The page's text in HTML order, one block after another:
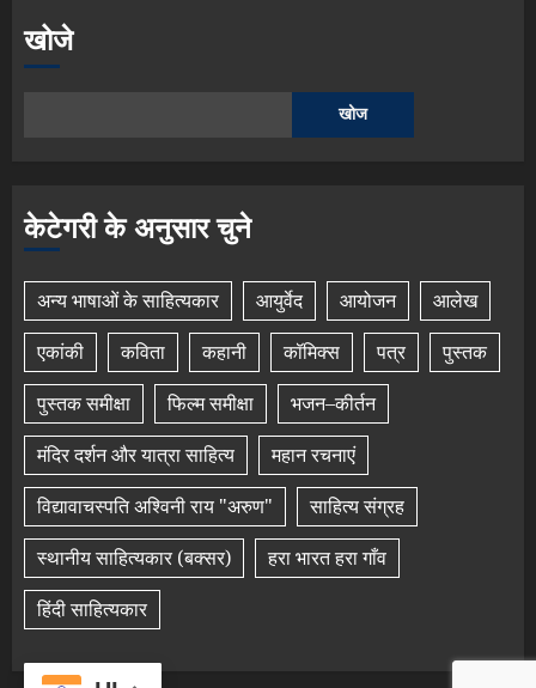
खोजे
खोज
केटेगरी के अनुसार चुने
अन्य भाषाओं के साहित्यकार आयुर्वेद आयोजन
आलेख
एकांकी
कविता कहानी कॉमिक्स पत्र
पुस्तक
पुस्तक समीक्षा
फिल्म समीक्षा
भजन–कीर्तन
मंदिर दर्शन और यात्रा साहित्य
महान रचनाएं
विद्यावाचस्पति अश्विनी राय "अरुण"
साहित्य संग्रह
स्थानीय साहित्यकार (बक्सर)
हरा भारत हरा गाँव
हिंदी साहित्यकार